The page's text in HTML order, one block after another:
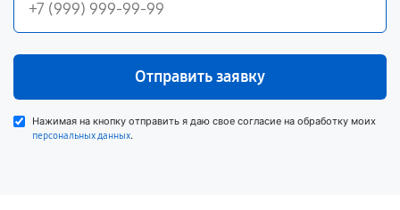
Отправить заявку
Нажимая на кнопку отправить я даю свое согласие на обработку моих
персональных данных.